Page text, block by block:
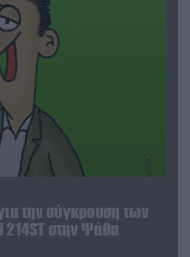
την σύγκρουση των
στην Ψάθα